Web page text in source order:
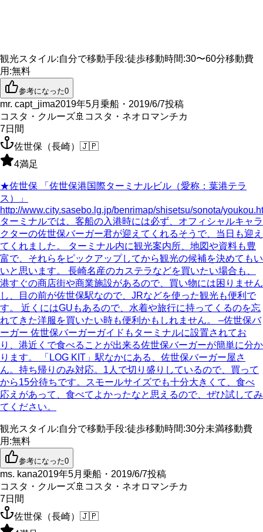
観光スタイル:自分で移動手段:徒歩移動時間:30〜60分移動費
用 :無料
参考になった0
mr. capt_jima2019年5月乗船・2019/6/7投稿
コスタ・クルーズ🚢 コスタ・ネオロマンチカ
7日間
佐世保（長崎） 🇯🇵
4満足
★佐世保 「佐世保港国際ターミナルビル（愛称：葉港テラ
ス）」
http://www.city.sasebo.lg.jp/benrimap/shisetsu/sonota/
ターミナルでは、客船の入港時には必ず、オフィシャルキャラ
クターの佐世保バーガー君が迎えてくれるそうで、当日も迎え
てくれました。 ターミナル内に観光案内所、地図や資料も豊
富で、それらをピックアップしてから観光の候補を決めてもい
いと思います。 長崎名産のカステラなどを買いたい場合も、
港すぐの商店街や商業施設があるので、買い物には困りません
し、目の前が佐世保駅なので、JRなどを使った観光も便利で
す。 近くにはGUもあるので、水着や旅行に持ってくるのを忘
れてきた洋服を買いたい時も便利かもしれません。 –佐世保バ
ーガー 佐世保バーガーガイドもターミナルに設置されてお
り、港近くで食べることが出来る佐世保バーガーが簡単に分か
ります。 「LOG KIT」駅なかにある、佐世保バーガー屋さ
ん。持ち帰りのみ対応。1人で切り盛りしているので、買って
から15分待ちです。スモールサイズでも十分大きくて、食べ
応えがあって、食べてよかったなと思えるので、ぜひ試してみ
てください。
観光スタイル:自分で移動手段:徒歩移動時間:30分未満移動費
用 :無料
参考になった0
ms. kana2019年5月乗船・2019/6/7投稿
コスタ・クルーズ🚢 コスタ・ネオロマンチカ
7日間
佐世保（長崎） 🇯🇵